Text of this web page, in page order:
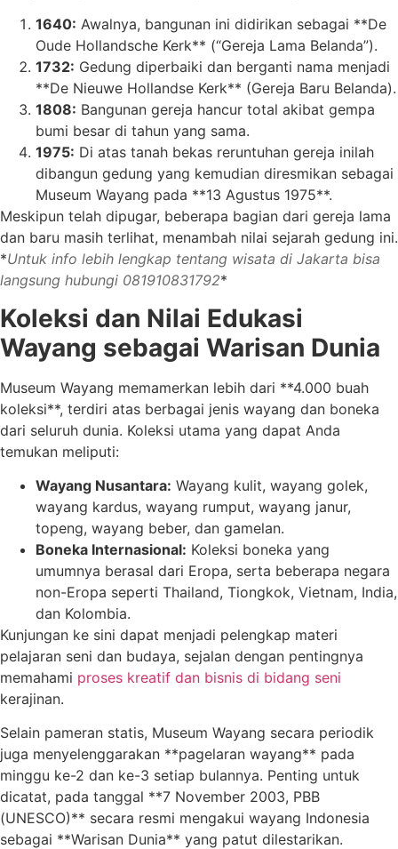
1640: Awalnya, bangunan ini didirikan sebagai **De
Oude Hollandsche Kerk** (“Gereja Lama Belanda”).
1732: Gedung diperbaiki dan berganti nama menjadi
**De Nieuwe Hollandse Kerk** (Gereja Baru Belanda).
1808: Bangunan gereja hancur total akibat gempa
bumi besar di tahun yang sama.
1975: Di atas tanah bekas reruntuhan gereja inilah
dibangun gedung yang kemudian diresmikan sebagai
Museum Wayang pada **13 Agustus 1975**.
Meskipun telah dipugar, beberapa bagian dari gereja lama
dan baru masih terlihat, menambah nilai sejarah gedung ini.
*Untuk info lebih lengkap tentang wisata di Jakarta bisa
langsung hubungi 081910831792*
Koleksi dan Nilai Edukasi
Wayang sebagai Warisan Dunia
Museum Wayang memamerkan lebih dari **4.000 buah
koleksi**, terdiri atas berbagai jenis wayang dan boneka
dari seluruh dunia. Koleksi utama yang dapat Anda
temukan meliputi:
Wayang Nusantara: Wayang kulit, wayang golek,
wayang kardus, wayang rumput, wayang janur,
topeng, wayang beber, dan gamelan.
Boneka Internasional: Koleksi boneka yang
umumnya berasal dari Eropa, serta beberapa negara
non-Eropa seperti Thailand, Tiongkok, Vietnam, India,
dan Kolombia.
Kunjungan ke sini dapat menjadi pelengkap materi
pelajaran seni dan budaya, sejalan dengan pentingnya
memahami proses kreatif dan bisnis di bidang seni
kerajinan.
Selain pameran statis, Museum Wayang secara periodik
juga menyelenggarakan **pagelaran wayang** pada
minggu ke-2 dan ke-3 setiap bulannya. Penting untuk
dicatat, pada tanggal **7 November 2003, PBB
(UNESCO)** secara resmi mengakui wayang Indonesia
sebagai **Warisan Dunia** yang patut dilestarikan.